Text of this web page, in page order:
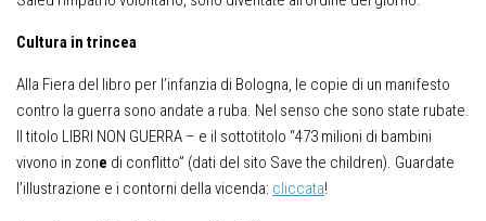
Cultura in trincea
Alla Fiera del libro per l’infanzia di Bologna, le copie di un manifesto
contro la guerra sono andate a ruba. Nel senso che sono state rubate.
Il titolo LIBRI NON GUERRA – e il sottotitolo “473 milioni di bambini
vivono in zone di conflitto” (dati del sito Save the children). Guardate
l’illustrazione e i contorni della vicenda: cliccata!